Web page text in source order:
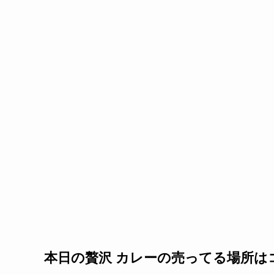
本日の贅沢 カレーの売ってる場所は